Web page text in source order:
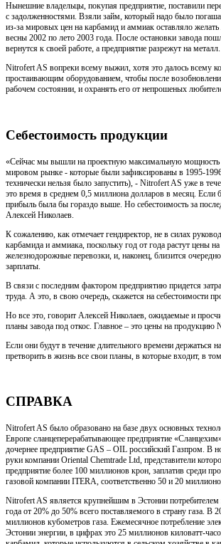
Нынешние владельцы, покупая предприятие, поставили
с задолженностями. Взяли займ, который надо было
из-за мировых цен на карбамид и аммиак оставляло
весны 2002 по лето 2003 года. После остановки завода
вернутся к своей работе, а предприятие разрежут на металл.
Nitrofert AS вопреки всему выжил, хотя это далось всему
простаивающим оборудованием, чтобы после
рабочем состоянии, и охранять его от непрошеных
Себестоимость продукции
«Сейчас мы вышли на проектную максимальную мощность
мировом рынке - которые были зафиксированы в 1995-
технически нельзя было запустить), - Nitrofert AS уже в
это время в среднем 0,5 миллиона долларов в месяц. Если
прибыль была бы гораздо выше. Но себестоимость за
Алексей Николаев.
К сожалению, как отмечает гендиректор, не в силах
карбамида и аммиака, поскольку год от года растут цены
железнодорожные перевозки, и, наконец, близится
зарплаты.
В связи с последним фактором предприятию придется
труда. А это, в свою очередь, скажется на себестоимости
Но все это, говорит Алексей Николаев, ожидаемые и
планы завода под откос. Главное – это цены на продукцию
Если они будут в течение длительного времени держаться
претворить в жизнь все свои планы, в которые входит, в
СПРАВКА
Nitrofert AS было образовано на базе двух основных
Европе сланцеперерабатывающее предприятие
дочернее предприятие GAS – OIL российский Газпром. В
руки компании Oriental Chemtrade Ltd, представители
предприятие более 100 миллионов крон, заплатив среди
газовой компании ITERA, соответственно 50 и 20
Nitrofert AS является крупнейшим в Эстонии потребителем
года от 20% до 50% всего поставляемого в страну газа.
миллионов кубометров газа. Ежемесячное потребление
Эстонии энергии, в цифрах это 25 миллионов киловатт-